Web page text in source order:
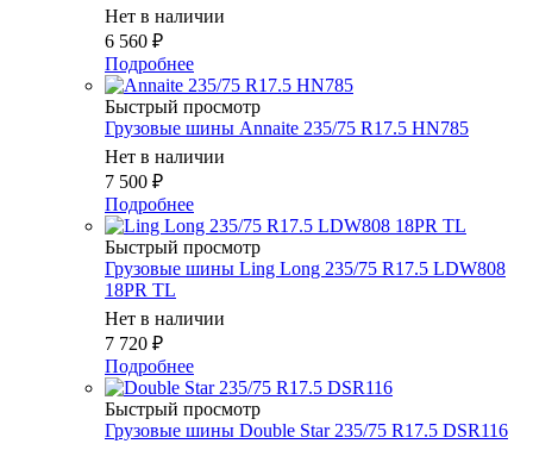
Нет в наличии
6 560 ₽
Подробнее
Быстрый просмотр
Грузовые шины Annaite 235/75 R17.5 HN785
Нет в наличии
7 500 ₽
Подробнее
Быстрый просмотр
Грузовые шины Ling Long 235/75 R17.5 LDW808
18PR TL
Нет в наличии
7 720 ₽
Подробнее
Быстрый просмотр
Грузовые шины Double Star 235/75 R17.5 DSR116